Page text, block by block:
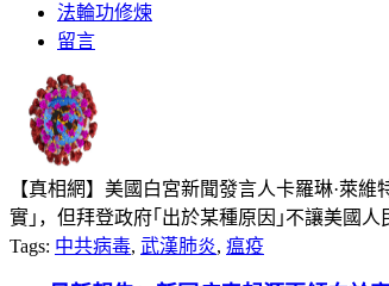
法輪功修煉
留言
【真相網】美國白宮新聞發言人卡羅琳·萊
實｣，但拜登政府｢出於某種原因｣不讓美國
Tags: 中共病毒, 武漢肺炎, 瘟疫